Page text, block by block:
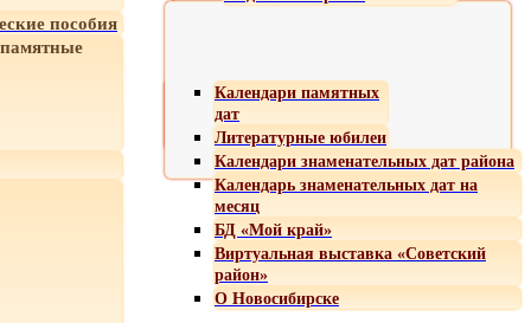
пособия
Календари памятных
дат
Литературные юбилеи
Календари знаменательных дат района
Календарь знаменательных дат на
месяц
БД «Мой край»
Виртуальная выставка «Советский
район»
О Новосибирске